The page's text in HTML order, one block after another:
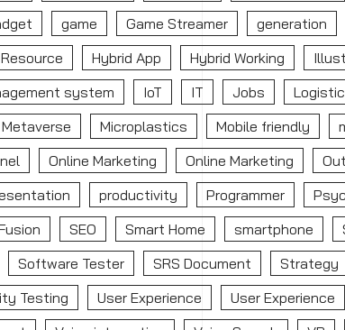
game Game Streamer generation
Hybrid App Hybrid Working
system
IoT IT Jobs
Metaverse
Microplastics Mobile friendly
Online Marketing Online Marketing
productivity Programmer
SEO Smart Home smartphone
Software Tester
SRS Document Strategy
Testing
User Experience User Experience